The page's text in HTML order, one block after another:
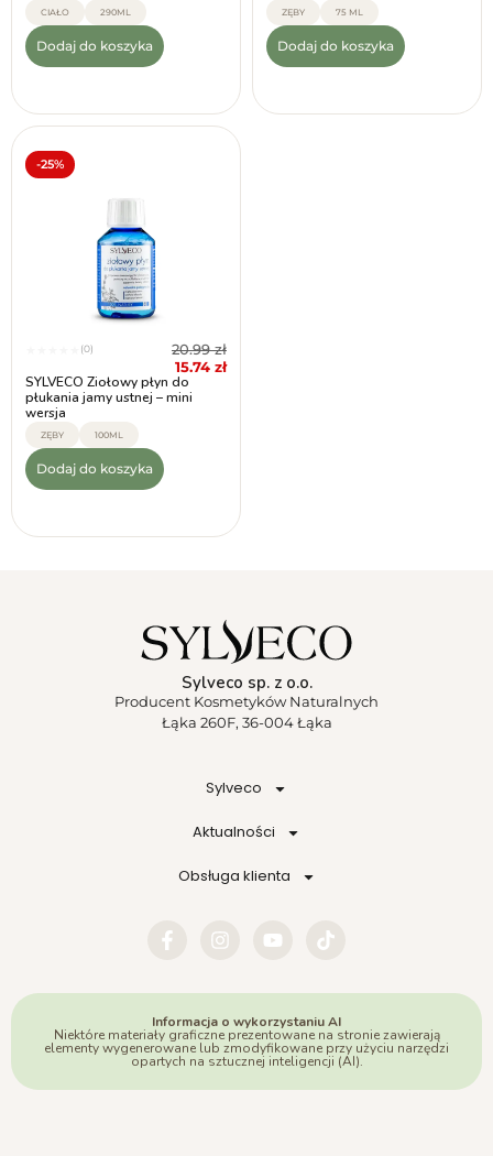
CIAŁO 290ML
Dodaj do koszyka
ZĘBY 75 ML
Dodaj do koszyka
-25%
(0) 20.99zł
15.74 zł
SYLVECO Ziołowy płyn do
płukania jamy ustnej – mini
wersja
ZĘBY 100ML
Dodaj do koszyka
Sylveco sp. z o.o.
Producent Kosmetyków Naturalnych
Łąka 260F, 36-004 Łąka
Sylveco
Aktualności
Obsługa klienta
Informacja o wykorzystaniu AI
Niektóre materiały graficzne prezentowane na stronie zawierają
elementy wygenerowane lub zmodyfikowane przy użyciu narzędzi
opartych na sztucznej inteligencji (AI).